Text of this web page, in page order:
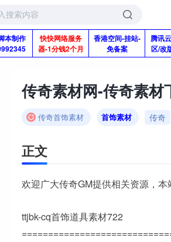
本制作
快快网络服务
器-1分钱2个月
香港空间-挂站-
免备案
腾讯
区/改
传奇素材网-传奇素
传奇首饰素材 首饰素材 传奇
正文
欢迎广大传奇GM提供相关资源，
ttjbk-cq首饰道具素材722